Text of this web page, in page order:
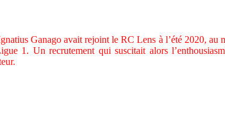
Ganago avait rejoint le RC Lens à l’été 2020, au
1. Un recrutement qui suscitait alors